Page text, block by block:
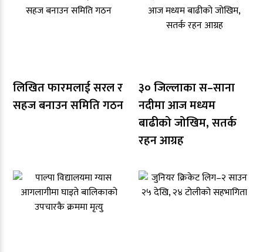
लिखित फारमलाई सरल र
सहज बनाउन समिति गठन
३० जिल्लाका स–साना
नदीमा आज मध्यम
बाढीको जोखिम, सतर्क
रहन आग्रह